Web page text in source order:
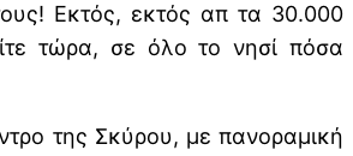
Εκτός, εκτός απ τα 30.000
τώρα, σε όλο το νησί πόσα
της Σκύρου, με πανοραμική